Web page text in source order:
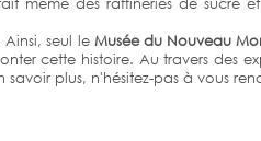
même des raffineries de
seul le Musée du Nouveau
cette histoire. Au travers des
plus, n'hésitez-pas à vous